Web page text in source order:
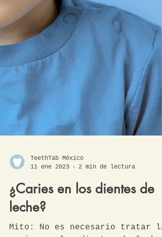
TeethTab México
11 ene 2023
2 min de lectura